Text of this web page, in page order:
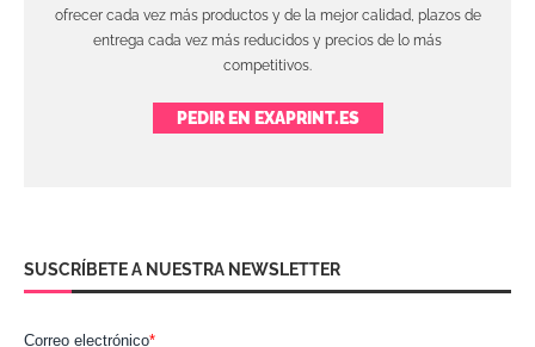
ofrecer cada vez más productos y de la mejor calidad, plazos de
entrega cada vez más reducidos y precios de lo más
competitivos.
PEDIR EN EXAPRINT.ES
SUSCRÍBETE A NUESTRA NEWSLETTER